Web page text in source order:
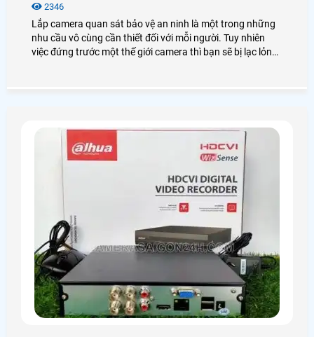
2346
Lắp camera quan sát bảo vệ an ninh là một trong những
nhu cầu vô cùng cần thiết đối với mỗi người. Tuy nhiên
việc đứng trước một thế giới camera thì bạn sẽ bị lạc lỏng,